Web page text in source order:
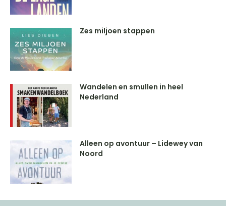
Zes miljoen stappen
Wandelen en smullen in heel
Nederland
Alleen op avontuur – Lidewey van
Noord